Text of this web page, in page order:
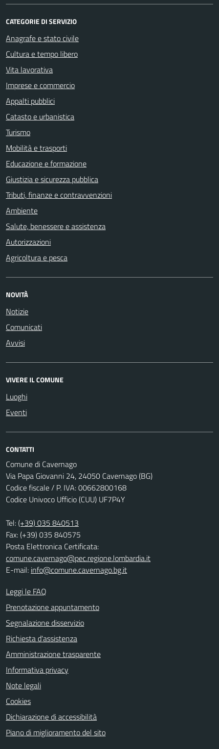
CATEGORIE DI SERVIZIO
Anagrafe e stato civile
Cultura e tempo libero
Vita lavorativa
Imprese e commercio
Appalti pubblici
Catasto e urbanistica
Turismo
Mobilità e trasporti
Educazione e formazione
Giustizia e sicurezza pubblica
Tributi, finanze e contravvenzioni
Ambiente
Salute, benessere e assistenza
Autorizzazioni
Agricoltura e pesca
NOVITÀ
Notizie
Comunicati
Avvisi
VIVERE IL COMUNE
Luoghi
Eventi
CONTATTI
Comune di Cavernago
Via Papa Giovanni 24, 24050 Cavernago (BG)
Codice fiscale / P. IVA: 00662800168
Codice Univoco Ufficio (CUU) UF7P4Y
Tel:(+39) 035 840513
Fax: (+39) 035 840575
Posta Elettronica Certificata:
comune.cavernago@pec.regione.lombardia.it
E-mail: info@comune.cavernago.bg.it
Leggi le FAQ
Prenotazione appuntamento
Segnalazione disservizio
Richiesta d'assistenza
Amministrazione trasparente
Informativa privacy
Note legali
Cookies
Dichiarazione di accessibilità
Piano di miglioramento del sito